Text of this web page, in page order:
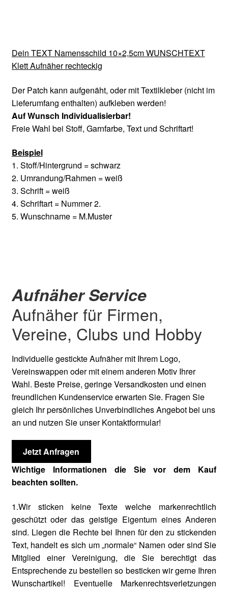
Dein TEXT Namensschild 10×2,5cm WUNSCHTEXT
Klett Aufnäher rechteckig
Der Patch kann aufgenäht, oder mit Textilkleber (nicht im
Lieferumfang enthalten) aufkleben werden!
Auf Wunsch Individualisierbar!
Freie Wahl bei Stoff, Garnfarbe, Text und Schriftart!
Beispiel
1. Stoff/Hintergrund = schwarz
2. Umrandung/Rahmen = weiß
3. Schrift = weiß
4. Schriftart = Nummer 2.
5. Wunschname = M.Muster
Aufnäher Service
Aufnäher für Firmen,
Vereine, Clubs und Hobby
Individuelle gestickte Aufnäher mit Ihrem Logo,
Vereinswappen oder mit einem anderen Motiv Ihrer
Wahl. Beste Preise, geringe Versandkosten und einen
freundlichen Kundenservice erwarten Sie. Fragen Sie
gleich Ihr persönliches Unverbindliches Angebot bei uns
an und nutzen Sie unser Kontaktformular!
Jetzt Anfragen
Wichtige Informationen die Sie vor dem Kauf
beachten sollten.
1.Wir sticken keine Texte welche markenrechtlich
geschützt oder das geistige Eigentum eines Anderen
sind. Liegen die Rechte bei Ihnen für den zu stickenden
Text, handelt es sich um „normale“ Namen oder sind Sie
Mitglied einer Vereinigung, die Sie berechtigt das
Entsprechende zu bestellen so besticken wir gerne Ihren
Wunschartikel! Eventuelle Markenrechtsverletzungen